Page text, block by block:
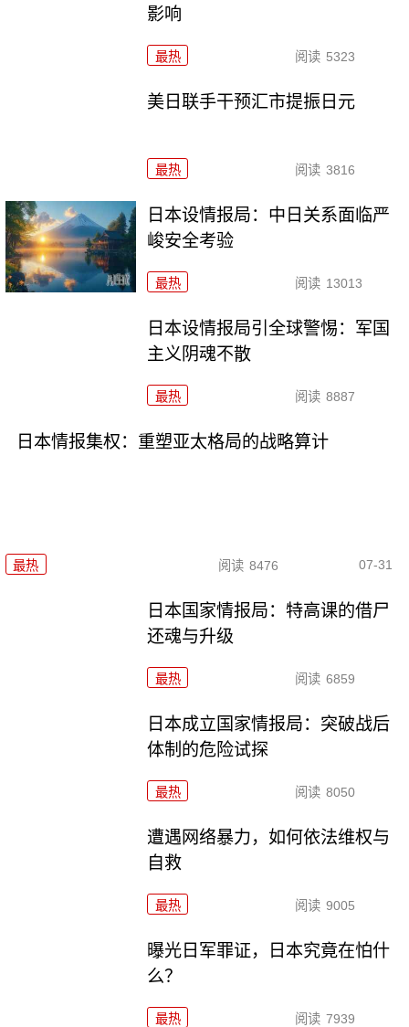
影响
最热 阅读 5323
美日联手干预汇市提振日元
最热 阅读 3816
日本设情报局：中日关系面临严
峻安全考验
最热 阅读 13013
日本设情报局引全球警惕：军国
主义阴魂不散
最热 阅读 8887
日本情报集权：重塑亚太格局的战略算计
最热 阅读 8476 07-31
日本国家情报局：特高课的借尸
还魂与升级
最热 阅读 6859
日本成立国家情报局：突破战后
体制的危险试探
最热 阅读 8050
遭遇网络暴力，如何依法维权与
自救
最热 阅读 9005
曝光日军罪证，日本究竟在怕什
么？
最热 阅读 7939